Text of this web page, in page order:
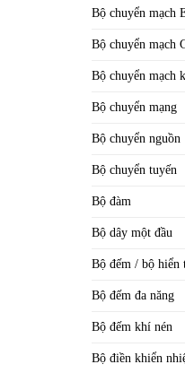
Bộ chuyển mạch
Bộ chuyển mạch
Bộ chuyển mạch
Bộ chuyển mạng
Bộ chuyển nguồn
Bộ chuyển tuyến
Bộ đàm
Bộ dây một đầu
Bộ đếm / bộ hiển
Bộ đếm đa năng
Bộ đếm khí nén
Bộ điền khiển